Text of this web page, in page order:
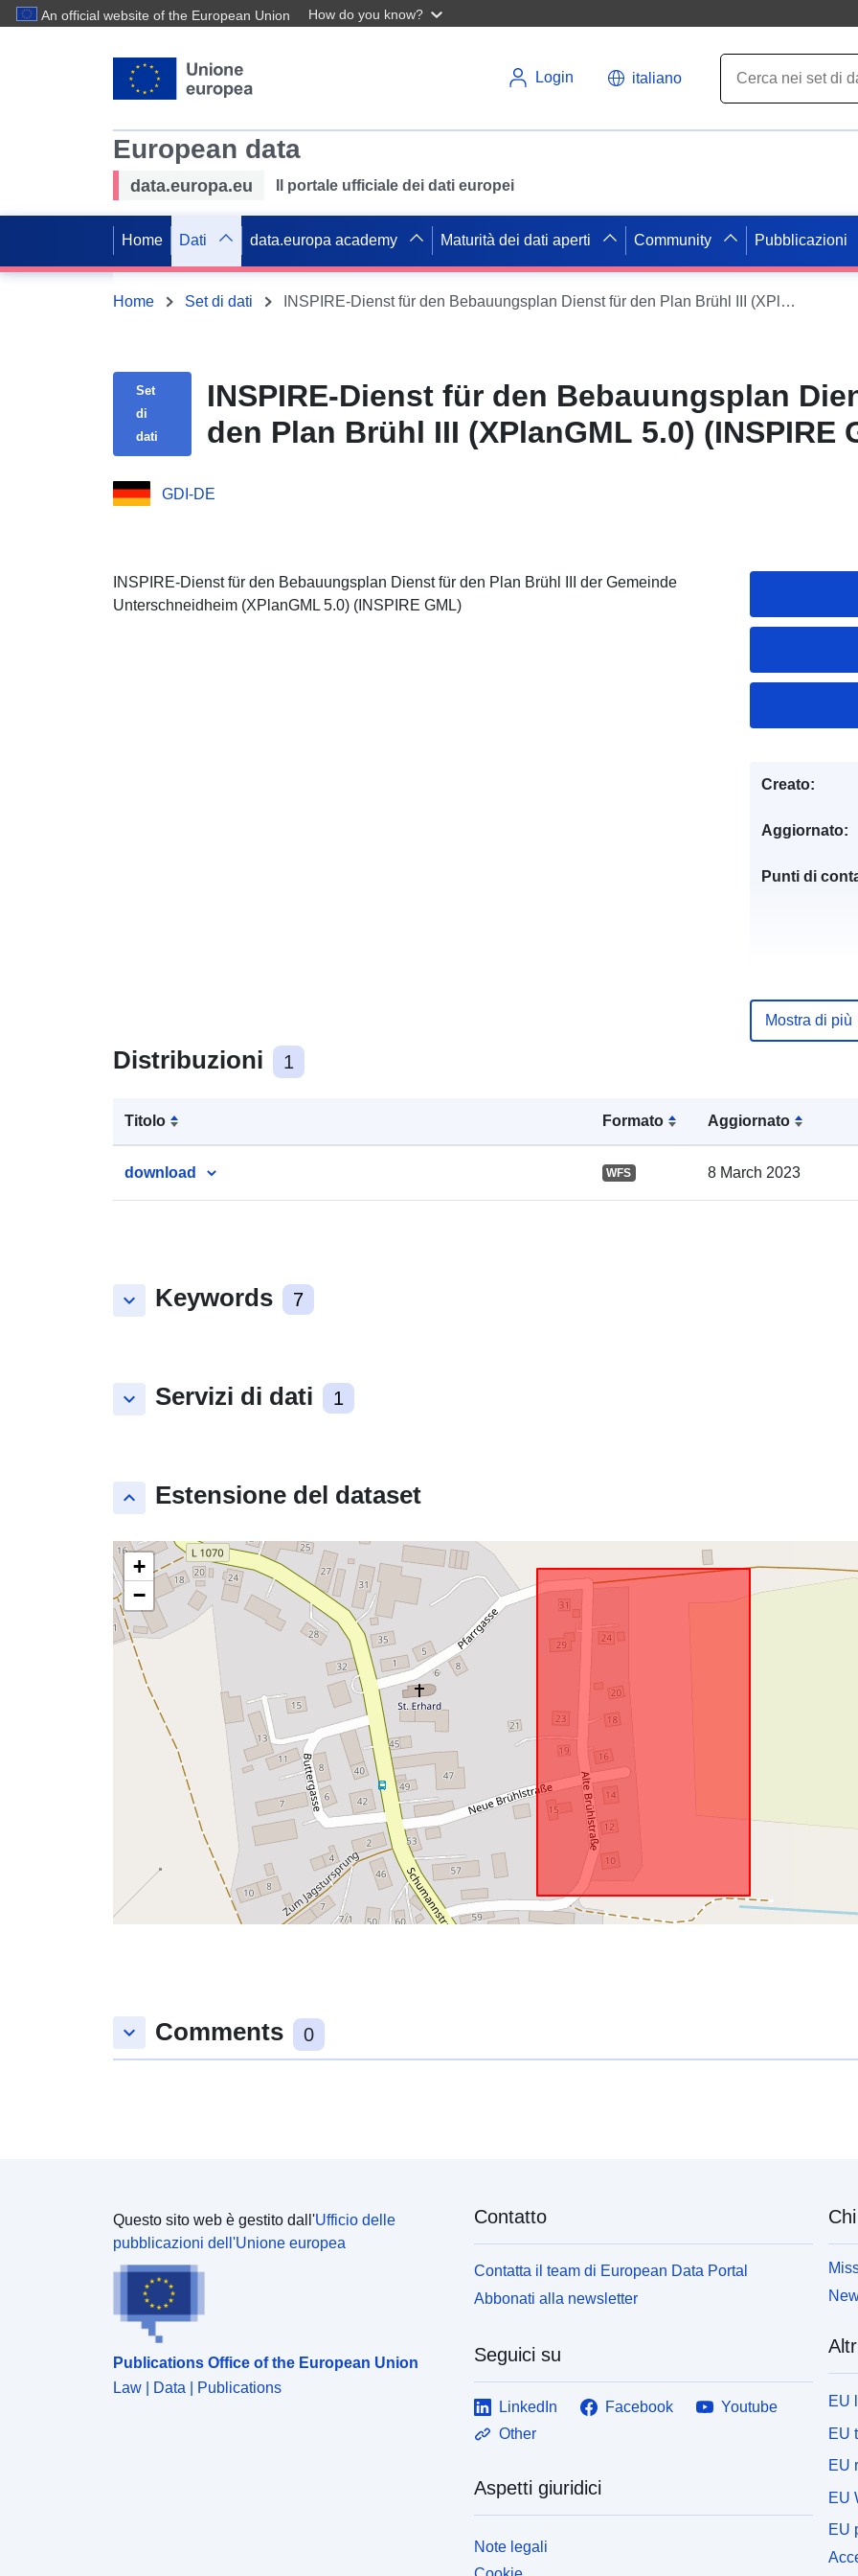
An official website of the European Union How do you know?
Login italiano
European data
data.europa.eu Il portale ufficiale dei dati europei
Home Dati data.europa academy Maturità dei dati aperti Community Pubblicazioni
Home Set di dati INSPIRE-Dienst für den Bebauungsplan Dienst für den Plan Brühl III (XPlanGML 5.0) (INSPIRE GML)
Set
di
dati
INSPIRE-Dienst für den Bebauungsplan
den Plan Brühl III (XPlanGML 5.0) (INSPIRE
GDI-DE
INSPIRE-Dienst für den Bebauungsplan Dienst für den Plan Brühl III der Gemeinde
Unterschneidheim (XPlanGML 5.0) (INSPIRE GML)
Distribuzioni 1
Titolo Formato Aggiornato
download WFS 8 March 2023
keyboard_arrow_down Keywords 7
keyboard_arrow_down Servizi di dati 1
keyboard_arrow_up Estensione del dataset
+
−
Creato:
Aggiornato:
Punti di
Registro del
Mostra di più
keyboard_arrow_down Comments 0
Questo sito web è gestito dall'Ufficio delle
pubblicazioni dell'Unione europea
Publications Office of the European Union
Law | Data | Publications
Contatto
Contatta il team di European Data Portal
Abbonati alla newsletter
Seguici su
LinkedIn Facebook
Youtube
Other
Aspetti giuridici
Note legali
EU
EU
EU
EU
EU